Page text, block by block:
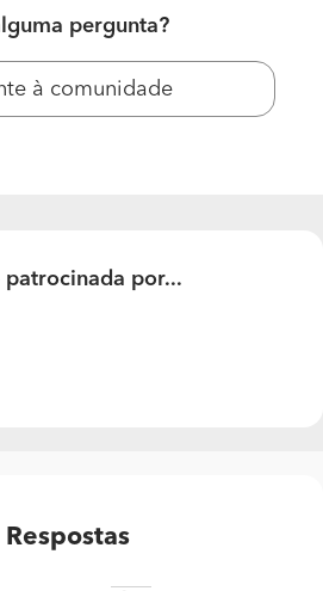
preços praticados de pintura
pergunta?
à comunidade
patrocinada por...
Respostas